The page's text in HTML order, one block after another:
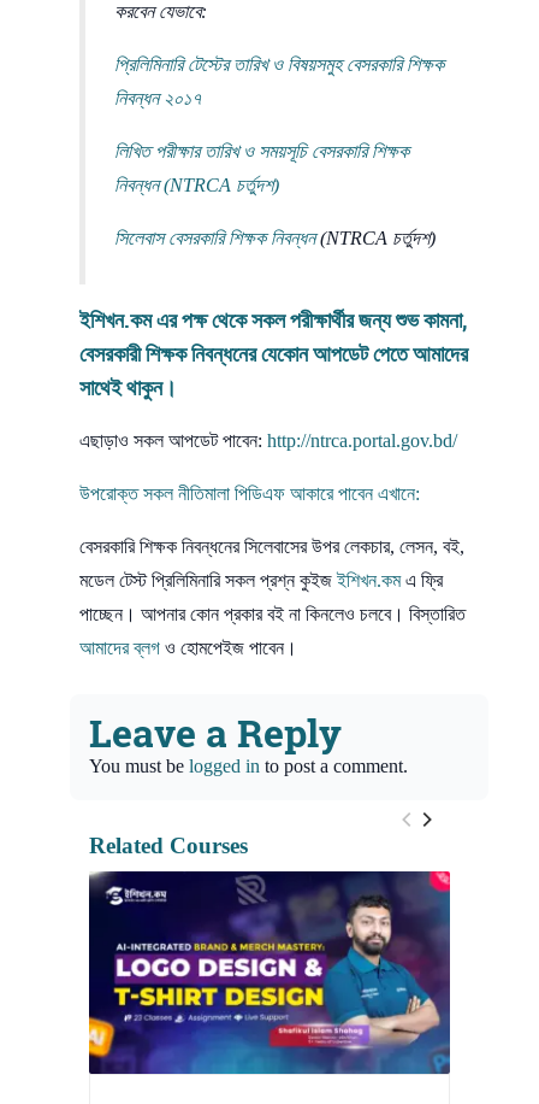
করবেন যেভাবে:
প্রিলিমিনারি টেস্টের তারিখ ও বিষয়সমুহ বেসরকারিশিক্ষক
নিবন্ধন২০১৭
লিখিত পরীক্ষার তারিখ ও সময়সূচি বেসরকারিশিক্ষক
নিবন্ধন(NTRCA চর্তুদশ)
সিলেবাস বেসরকারিশিক্ষক নিবন্ধন(NTRCA চর্তুদশ)
ইশিখন.কমএর পক্ষ থেকে সকল পরীক্ষার্থীর জন্য শুভ কামনা,
বেসরকারী শিক্ষক নিবন্ধনের যেকোন আপডেট পেতে আমাদের
সাথেই থাকুন।
এছাড়াও সকল আপডেট পাবেন: http://ntrca.portal.gov.bd/
উপরোক্ত সকল নীতিমালা পিডিএফ আকারে পাবেন এখানে:
বেসরকারি শিক্ষক নিবন্ধনের সিলেবাসের উপর লেকচার, লেসন, বই,
মডেল টেস্ট প্রিলিমিনারি সকল প্রশ্ন কুইজইশিখন.কমএ ফ্রি
পাচ্ছেন। আপনার কোন প্রকার বই না কিনলেও চলবে। বিস্তারিত
আমাদের ব্লগ ও হোমপেইজ পাবেন।
Leave a Reply
You must be logged in to post a comment.
Related Courses